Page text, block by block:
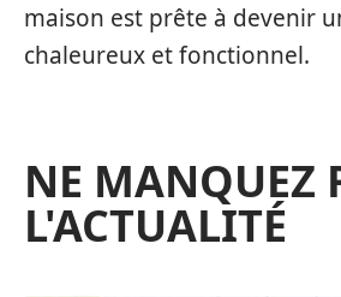
maison est prête à devenir
chaleureux et fonctionnel.
NE MANQUEZ
L'ACTUALITÉ